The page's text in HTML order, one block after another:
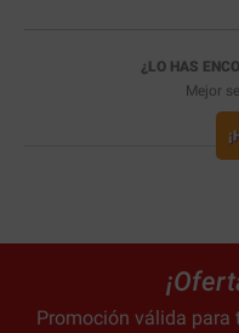
¿LO HAS
Mejor
Promoción válida para